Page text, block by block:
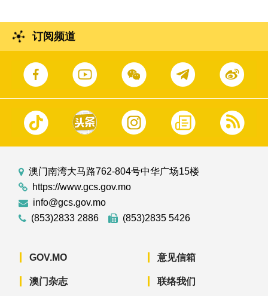
订阅频道
澳门南湾大马路762-804号中华广场15楼
https://www.gcs.gov.mo
info@gcs.gov.mo
(853)2833 2886
(853)2835 5426
GOV.MO
澳门杂志
意见信箱
联络我们